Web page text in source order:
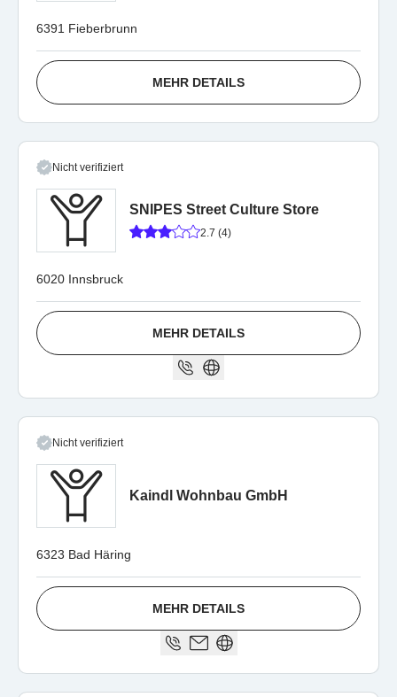
6391 Fieberbrunn
MEHR DETAILS
Nicht verifiziert
SNIPES Street Culture Store
2.7 (4)
6020 Innsbruck
MEHR DETAILS
Nicht verifiziert
Kaindl Wohnbau GmbH
6323 Bad Häring
MEHR DETAILS